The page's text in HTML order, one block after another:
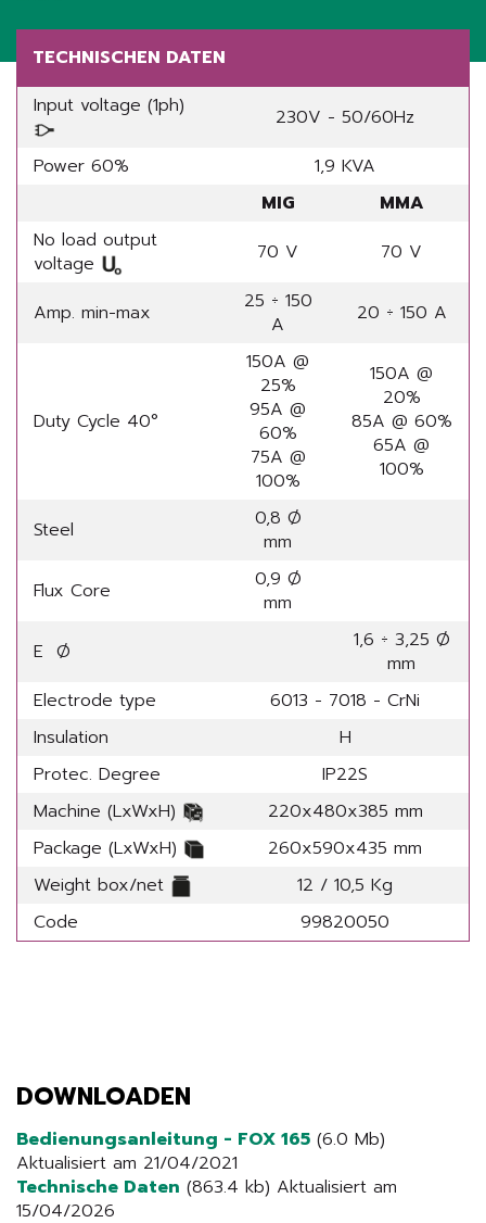
TECHNISCHEN DATEN
Input voltage (1ph)
230V - 50/60Hz
Power 60%
1,9 KVA
MIG
MMA
No load output
voltage
70 V 70 V
Amp. min-max
25 ÷ 150
A
20 ÷ 150 A
Duty Cycle 40°
150A @
25%
95A @
60%
75A @
100%
150A @
20%
85A @ 60%
65A @
100%
Steel
0,8 Ø
mm
Flux Core
0,9 Ø
mm
E Ø
1,6 ÷ 3,25 Ø
mm
Electrode type
6013 - 7018 - CrNi
Insulation
H
Protec. Degree
IP22S
Machine (LxWxH)
220x480x385 mm
Package (LxWxH)
260x590x435 mm
Weight box/net
12 / 10,5 Kg
Code
99820050
DOWNLOADEN
Bedienungsanleitung - FOX 165 (6.0 Mb)
Aktualisiert am 21/04/2021
Technische Daten (863.4 kb) Aktualisiert am
15/04/2026